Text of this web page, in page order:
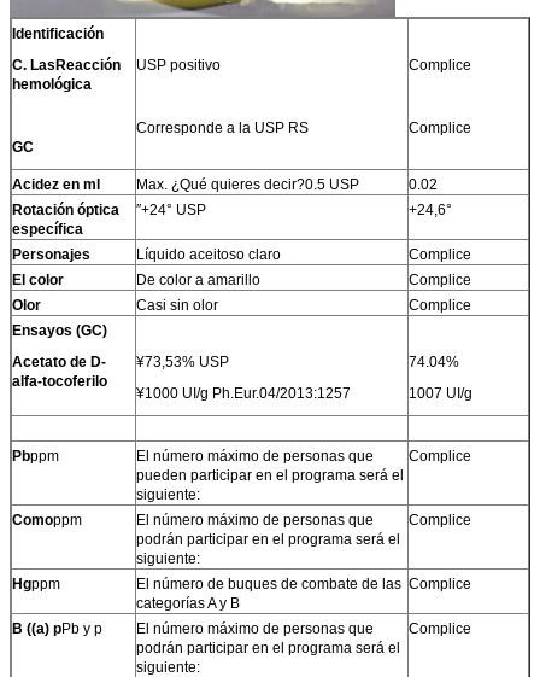
Identificación
C. LasReacción
hemológica
GC
USP positivo
Corresponde a la USP RS
Complice
Complice
Acidez en ml Max. ¿Qué quieres decir?0.5 USP
0.02
Rotación óptica
específica
′′+24° USP +24,6°
Personajes Líquido aceitoso claro
Complice
El color
De color a amarillo
Complice
Olor
Casi sin olor
Complice
Ensayos (GC)
Acetato de D-
alfa-tocoferilo
¥73,53% USP
¥1000 UI/g Ph.Eur.04/2013:1257
74.04%
1007 UI/g
Pbppm
El número máximo de personas que
pueden participar en el programa será el
siguiente:
Complice
Comoppm
El número máximo de personas que
podrán participar en el programa será el
siguiente:
Complice
Hgppm
El número de buques de combate de las
categorías A y B
Complice
B ((a) pPb y p
El número máximo de personas que
podrán participar en el programa será el
siguiente:
Complice